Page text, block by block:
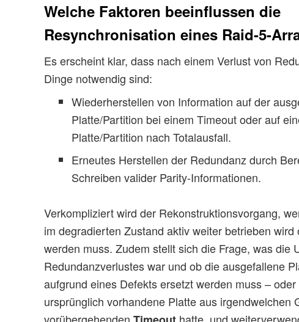
Welche Faktoren beeinflussen die
Resynchronisation eines Raid-5-
Es erscheint klar, dass nach einem Verlust von
Dinge notwendig sind:
Wiederherstellen von Information auf der
Platte/Partition bei einem Timeout oder auf
Platte/Partition nach Totalausfall.
Erneutes Herstellen der Redundanz durch
Schreiben valider Parity-Informationen.
Verkompliziert wird der Rekonstruktionsvorgang,
im degradierten Zustand aktiv weiter betrieben wird
werden muss. Zudem stellt sich die Frage, was die
Redundanzverlustes war und ob die ausgefallene
aufgrund eines Defekts ersetzt werden muss –
ursprünglich vorhandene Platte aus irgendwelchen